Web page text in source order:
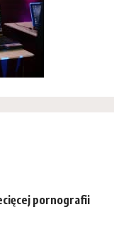
pornografii